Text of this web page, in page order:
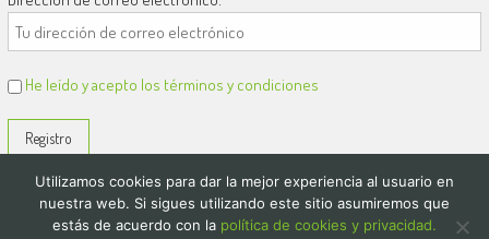
He leído y acepto los términos y condiciones
Utilizamos cookies para dar la mejor experiencia al usuario en
nuestra web. Si sigues utilizando este sitio asumiremos que
estás de acuerdo con la política de cookies y privacidad.